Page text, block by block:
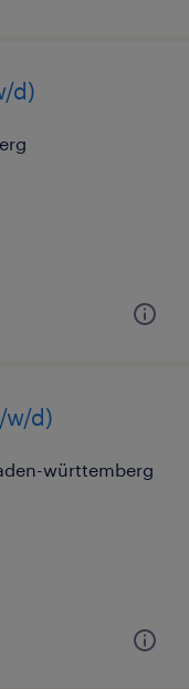
d)
w/d)
württemberg